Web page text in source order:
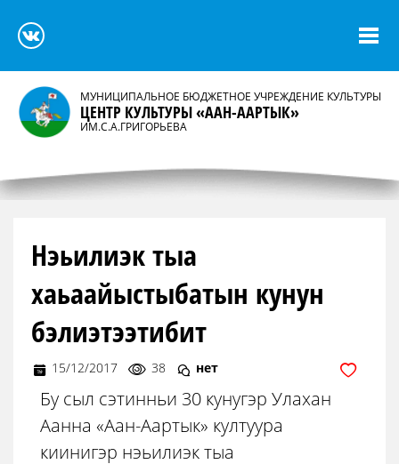
МУНИЦИПАЛЬНОЕ БЮДЖЕТНОЕ УЧРЕЖДЕНИЕ КУЛЬТУРЫ
ЦЕНТР КУЛЬТУРЫ «ААН-ААРТЫК»
ИМ.С.А.ГРИГОРЬЕВА
Нэьилиэк тыа
хаьаайыстыбатын кунун
бэлиэтээтибит
15/12/2017 38 нет
Бу сыл сэтинньи 30 кунугэр Улахан
Аанна «Аан-Аартык» култуура
киинигэр нэьилиэк тыа